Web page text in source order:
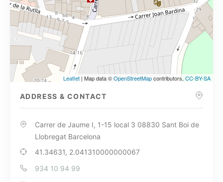
Leaflet | Map data ©OpenStreetMapcontributors, CC-BY-SA
ADDRESS & CONTACT
Carrer de Jaume I, 1-15 local 3 08830 Sant Boi de
Llobregat Barcelona
41.34631, 2.041310000000067
934 10 94 99